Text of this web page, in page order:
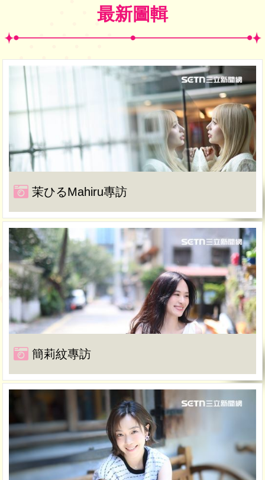
最新圖輯
茉ひるMahiru專訪
簡莉紋專訪